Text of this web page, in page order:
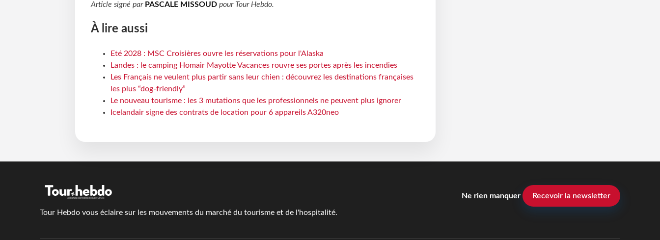
Article signé par PASCALE MISSOUDpour Tour Hebdo.
À lire aussi
Eté 2028 : MSC Croisières ouvre les réservations pour l'Alaska
Landes : le camping Homair Mayotte Vacances rouvre ses portes après les incendies
Les Français ne veulent plus partir sans leur chien : découvrez les destinations françaises
les plus “dog-friendly”
Le nouveau tourisme : les 3 mutations que les professionnels ne peuvent plus ignorer
Icelandair signe des contrats de location pour 6 appareils A320neo
Tour Hebdo vous éclaire sur les mouvements du marché du tourisme et de l'hospitalité.
Ne rien manquer Recevoir la newsletter